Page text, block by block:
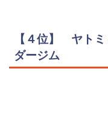
【４位】 ヤトミ
ダージム